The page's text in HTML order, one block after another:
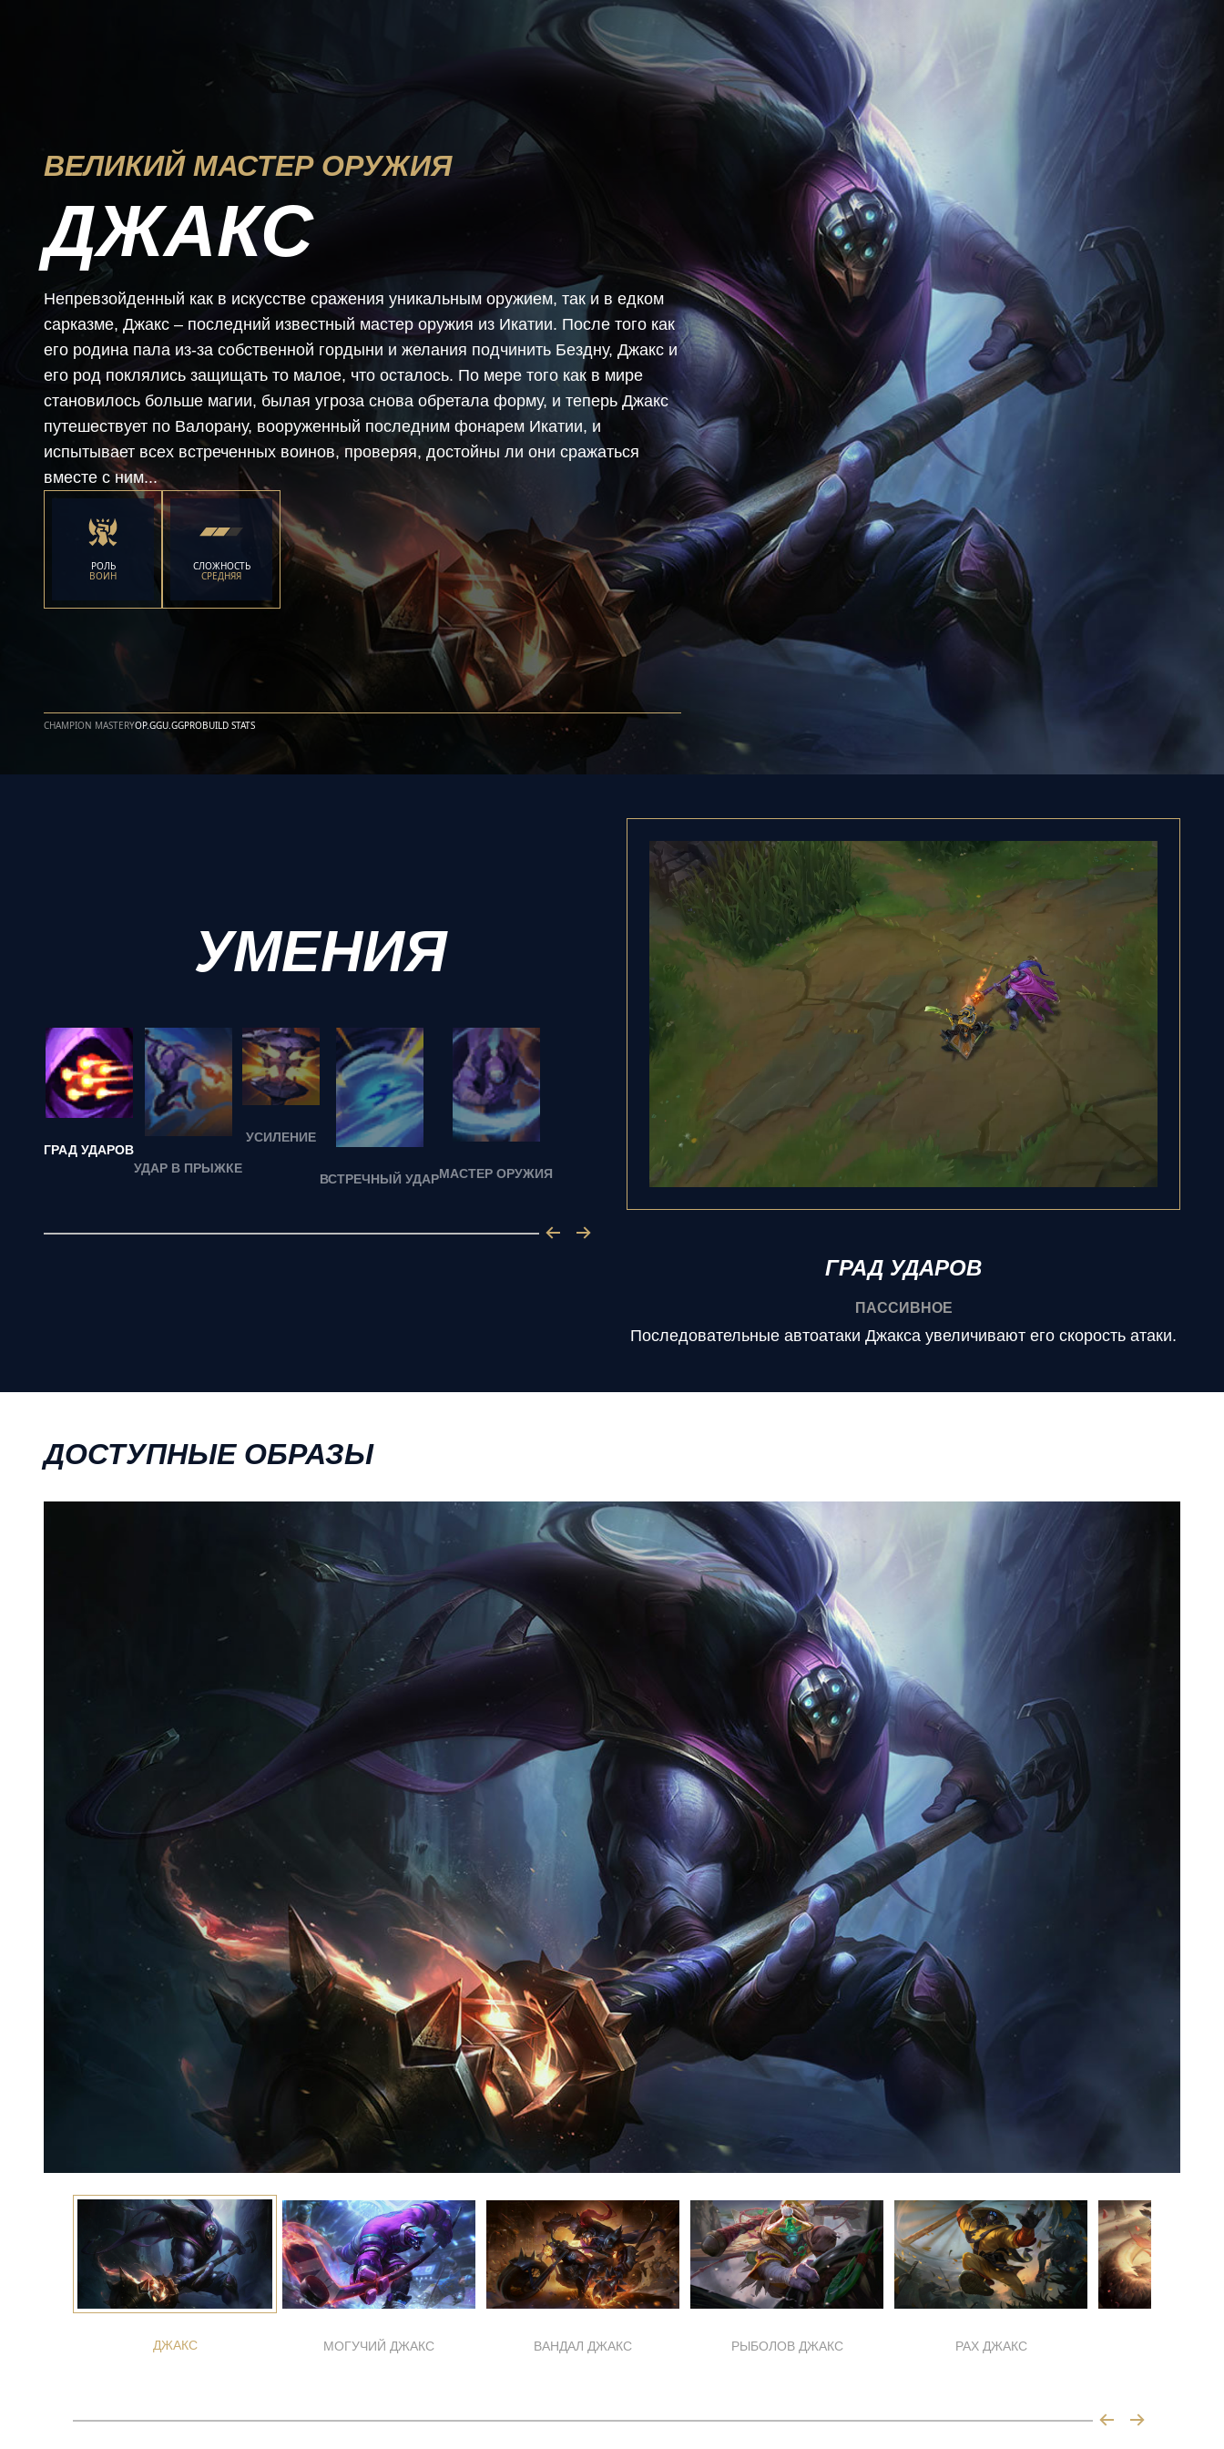
ВЕЛИКИЙ МАСТЕР ОРУЖИЯ
ДЖАКС
Непревзойденный как в искусстве сражения уникальным оружием, так и в едком
сарказме, Джакс – последний известный мастер оружия из Икатии. После того как
его родина пала из-за собственной гордыни и желания подчинить Бездну, Джакс и
его род поклялись защищать то малое, что осталось. По мере того как в мире
становилось больше магии, былая угроза снова обретала форму, и теперь Джакс
путешествует по Валорану, вооруженный последним фонарем Икатии, и
испытывает всех встреченных воинов, проверяя, достойны ли они сражаться
вместе с ним...
РОЛЬ
ВОИН
СЛОЖНОСТЬ
СРЕДНЯЯ
CHAMPION MASTERYOP.GGU.GGPROBUILD STATS
УМЕНИЯ
ГРАД УДАРОВ
УДАР В ПРЫЖКЕ
УСИЛЕНИЕ
ВСТРЕЧНЫЙ УДАРМАСТЕР ОРУЖИЯ
ГРАД УДАРОВ
ПАССИВНОЕ
Последовательные автоатаки Джакса увеличивают его скорость атаки.
ДОСТУПНЫЕ ОБРАЗЫ
ДЖАКС МОГУЧИЙ ДЖАКС ВАНДАЛ ДЖАКС РЫБОЛОВ ДЖАКС PAX ДЖАКС